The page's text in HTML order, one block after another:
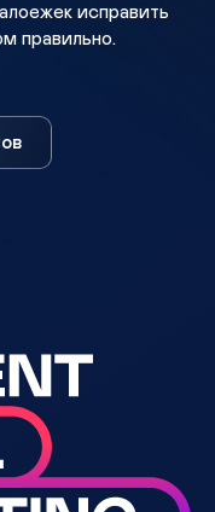
исправить
правильно.